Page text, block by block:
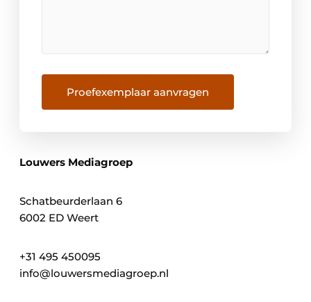
Proefexemplaar aanvragen
Louwers Mediagroep
Schatbeurderlaan 6
6002 ED Weert
+31 495 450095
info@louwersmediagroep.nl